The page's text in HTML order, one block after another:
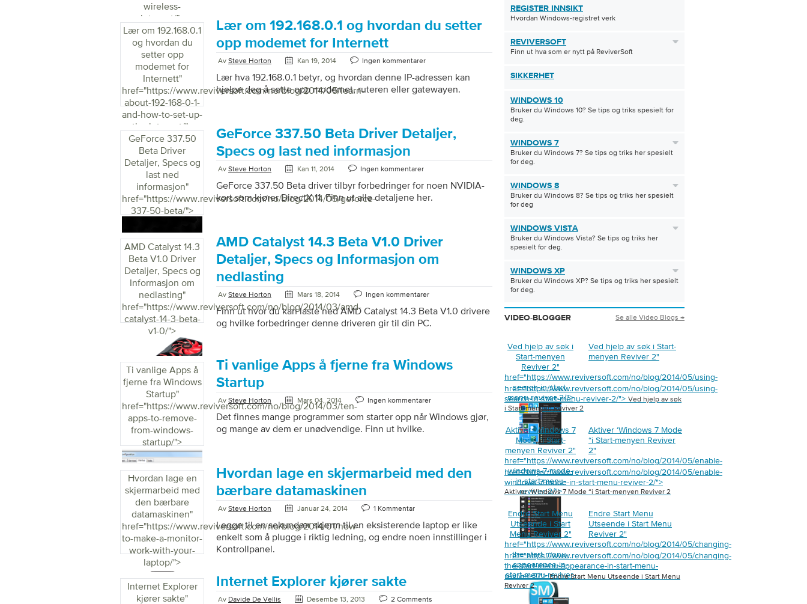
wireless-
internet/">
Lær om 192.168.0.1
og hvordan du
setter opp
modemet for
Internett"
href="https://www.reviversoft.com/no/blog/2014/05/learn-
about-192-168-0-1-
and-how-to-set-up-
the-internet/">
Lær om 192.168.0.1 og hvordan du setter
opp modemet for Internett
Av Steve Horton Kan 19, 2014 Ingen kommentarer
Lær hva 192.168.0.1 betyr, og hvordan denne IP-adressen kan
hjelpe deg å sette opp modemet, ruteren eller gatewayen.
GeForce 337.50
Beta Driver
Detaljer, Specs og
last ned
informasjon"
href="https://www.reviversoft.com/no/blog/2014/05/geforce-
337-50-beta/">
GeForce 337.50 Beta Driver Detaljer,
Specs og last ned informasjon
Av Steve Horton Kan 11, 2014 Ingen kommentarer
GeForce 337.50 Beta driver tilbyr forbedringer for noen NVIDIA-
kort som kjører DirectX 11. Finn ut alle detaljene her.
AMD Catalyst 14.3
Beta V1.0 Driver
Detaljer, Specs og
Informasjon om
nedlasting"
href="https://www.reviversoft.com/no/blog/2014/03/amd-
catalyst-14-3-beta-
v1-0/">
AMD Catalyst 14.3 Beta V1.0 Driver
Detaljer, Specs og Informasjon om
nedlasting
Av Steve Horton Mars 18, 2014 Ingen kommentarer
Finn ut hvor du kan laste ned AMD Catalyst 14.3 Beta V1.0 drivere
og hvilke forbedringer denne driveren gir til din PC.
Ti vanlige Apps å
fjerne fra Windows
Startup"
href="https://www.reviversoft.com/no/blog/2014/03/ten-
apps-to-remove-
from-windows-
startup/">
Ti vanlige Apps å fjerne fra Windows
Startup
Av Steve Horton Mars 04, 2014 Ingen kommentarer
Det finnes mange programmer som starter opp når Windows gjør,
og mange av dem er unødvendige. Finn ut hvilke.
Hvordan lage en
skjermarbeid med
den bærbare
datamaskinen"
href="https://www.reviversoft.com/no/blog/2014/01/how-
to-make-a-monitor-
work-with-your-
laptop/">
Hvordan lage en skjermarbeid med den
bærbare datamaskinen
Av Steve Horton Januar 24, 2014 1 Kommentar
Legge til en sekundær skjerm til en eksisterende laptop er like
enkelt som å plugge i riktig ledning, og endre noen innstillinger i
Kontrollpanel.
Internet Explorer
kjører sakte"
Internet Explorer kjører sakte
Av Davide De Vellis Desembe 13, 2013 2 Comments
REGISTER INNSIKT
Hvordan Windows-registret verk
REVIVERSOFT
Finn ut hva som er nytt på ReviverSoft
SIKKERHET
WINDOWS 10
Bruker du Windows 10? Se tips og triks spesielt for
deg.
WINDOWS 7
Bruker du Windows 7? Se tips og triks her spesielt
for deg.
WINDOWS 8
Bruker du Windows 8? Se tips og triks her spesielt
for deg
WINDOWS VISTA
Bruker du Windows Vista? Se tips og triks her
spesielt for deg.
WINDOWS XP
Bruker du Windows XP? Se tips og triks her spesielt
for deg.
VIDEO-BLOGGER Se alle Video Blogs →
Ved hjelp av søk i
Start-menyen
Reviver 2"
href="https://www.reviversoft.com/no/blog/2014/05/using-
search-in-start-
menu-reviver-2/">
Ved hjelp av søk i Start-
menyen Reviver 2"
href="https://www.reviversoft.com/no/blog/2014/05/using-
search-in-start-menu-reviver-2/"> Ved hjelp av søk
i Start-menyen Reviver 2
Aktiver ‘Windows 7
Mode “i Start-
menyen Reviver 2"
href="https://www.reviversoft.com/no/blog/2014/05/enable-
windows-7-mode-
in-start-menu-
reviver-2/">
Aktiver ‘Windows 7 Mode
“i Start-menyen Reviver
2"
href="https://www.reviversoft.com/no/blog/2014/05/enable-
windows-7-mode-in-start-menu-reviver-2/">
Aktiver ‘Windows 7 Mode “i Start-menyen Reviver 2
Endre Start Menu
Utseende i Start
Menu Reviver 2"
href="https://www.reviversoft.com/no/blog/2014/05/changing-
the-start-menu-
appearance-in-
start-menu-reviver-
Endre Start Menu
Utseende i Start Menu
Reviver 2"
href="https://www.reviversoft.com/no/blog/2014/05/changing-
the-start-menu-appearance-in-start-menu-
reviver-2/">Endre Start Menu Utseende i Start Menu
Reviver 2